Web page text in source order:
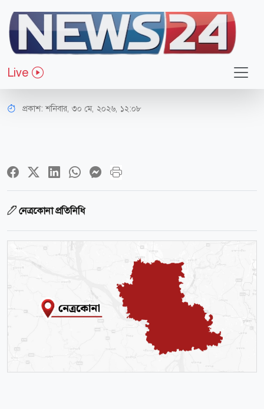
Live
সারাদেশ
নেত্রকোনায় খাদে মোটরসাইকেল, নিহত
২
প্রকাশ:শনিবার, ৩০ মে, ২০২৬, ১২:০৮
নেত্রকোনা প্রতিনিধি